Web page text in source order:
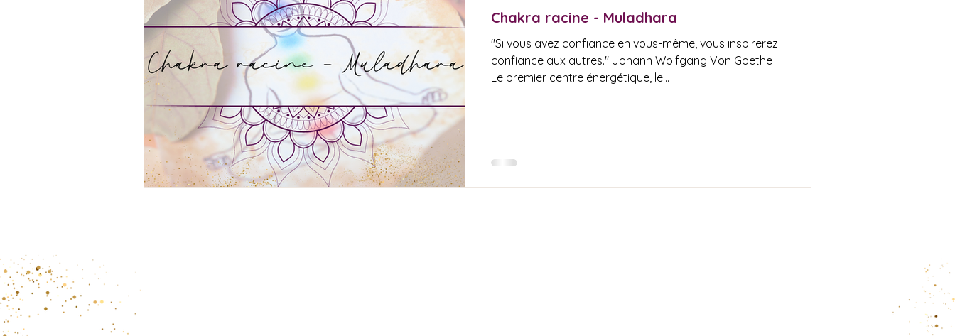
Chakra racine - Muladhara
"Si vous avez confiance en vous-même, vous inspirerez
confiance aux autres." Johann Wolfgang Von Goethe
Le premier centre énergétique, le...